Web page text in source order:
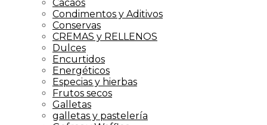
Cacaos
Condimentos y Aditivos
Conservas
CREMAS y RELLENOS
Dulces
Encurtidos
Energéticos
Especias y hierbas
Frutos secos
Galletas
galletas y pastelería